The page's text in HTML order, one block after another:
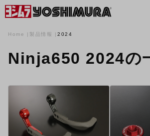
Home 製品情報 2024
Ninja650 2024の